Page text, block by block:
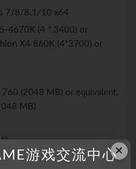
7/8/8.1/10 x64
4670K (4 * 3400) or
X4 860K (4*3700) or
760 (2048 MB) or equivalent,
MB)
可用空间 ×
游戏交流中心